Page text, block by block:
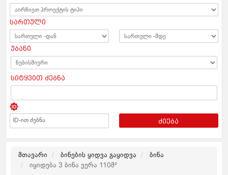
სართული
უბანი
სიტყვით ძებნა
ძიება
მთავარი ბინების ყიდვა გაყიდვა
ბინა
იყიდება 3 ბინა ვერა 110მ²